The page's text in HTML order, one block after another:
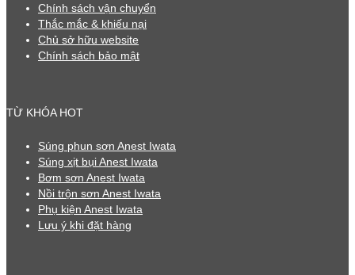
Chính sách vận chuyển
Thắc mắc & khiếu nại
Chủ sở hữu website
Chính sách bảo mật
TỪ KHÓA HOT
Súng phun sơn Anest Iwata
Súng xịt bụi Anest Iwata
Bơm sơn Anest Iwata
Nồi trộn sơn Anest Iwata
Phụ kiện Anest Iwata
Lưu ý khi đặt hàng